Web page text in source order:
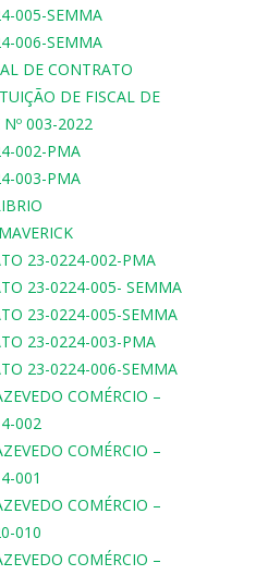
005-SEMMA
006-SEMMA
DE CONTRATO
DE FISCAL DE
003-2022
002-PMA
003-PMA
23-0224-002-PMA
23-0224-005- SEMMA
23-0224-005-SEMMA
23-0224-003-PMA
23-0224-006-SEMMA
COMÉRCIO –
002
COMÉRCIO –
001
COMÉRCIO –
010
COMÉRCIO –